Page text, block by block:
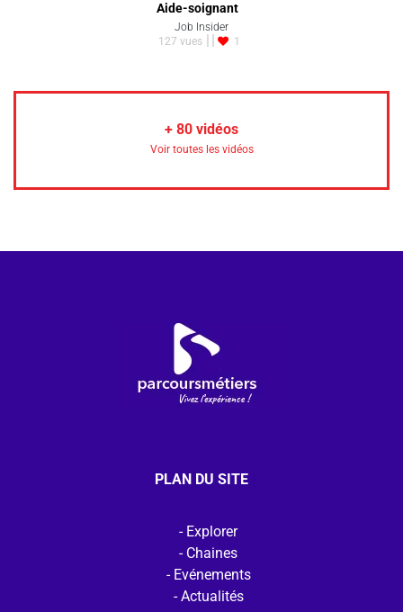
Aide-soignant
Job Insider
127 vues
1
+ 80 vidéos
Voir toutes les vidéos
PLAN DU SITE
Explorer
Chaines
Evénements
Actualités